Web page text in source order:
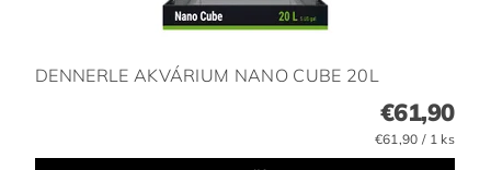
DENNERLE AKVÁRIUM NANO CUBE 20L
€61,90
€61,90 / 1 ks